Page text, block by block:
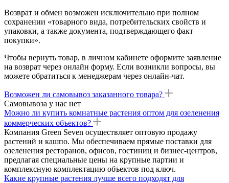
Возврат и обмен возможен исключительно при полном
сохранении «товарного вида, потребительских свойств и
упаковки, а также документа, подтверждающего факт
покупки».
Чтобы вернуть товар, в личном кабинете оформите заявление
на возврат через онлайн форму. Если возникли вопросы, вы
можете обратиться к менеджерам через онлайн-чат.
Возможен ли самовывоз заказанного товара?
Самовывоза у нас нет
Можно ли купить комнатные растения оптом для озеленения
коммерческих объектов?
Компания Green Seven осуществляет оптовую продажу
растений и кашпо. Мы обеспечиваем прямые поставки для
озеленения ресторанов, офисов, гостиниц и бизнес-центров,
предлагая специальные цены на крупные партии и
комплексную комплектацию объектов под ключ.
Какие крупные растения лучше всего подходят для